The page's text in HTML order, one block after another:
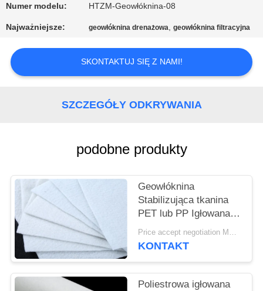
NAMI
AKTUALNOŚCI
POPROSIĆ
WYCENĘ
SITEMAP
PRIVACY
POLICY
Numer modelu: HTZM-Geowłóknina-08
Najważniejsze: geowłóknina drenażowa,geowłóknina filtracyjna
SKONTAKTUJ SIĘ Z NAMI!
SZCZEGÓŁY ODKRYWANIA
podobne produkty
Geowłóknina
Stabilizująca tkanina
PET lub PP Igłowana
Geowłóknina Biała,
zapobiegająca
Price accept negotiation MOQ:1SQM
KONTAKT
Poliestrowa igłowana